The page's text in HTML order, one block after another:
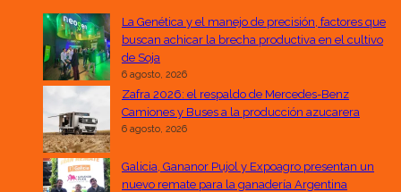
La Genética y el manejo de precisión, factores que
buscan achicar la brecha productiva en el cultivo
de Soja
6 agosto, 2026
Zafra 2026: el respaldo de Mercedes-Benz
Camiones y Buses a la producción azucarera
6 agosto, 2026
Galicia, Gananor Pujol y Expoagro presentan un
nuevo remate para la ganadería Argentina